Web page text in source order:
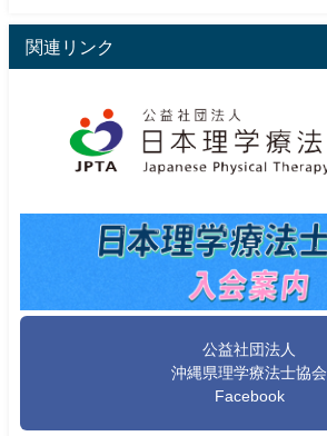
関連リンク
公益社団法人
沖縄県理学療法士協会
Facebook